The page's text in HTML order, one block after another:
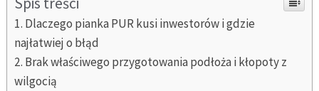
Dlaczego pianka PUR kusi inwestorów i gdzie
najłatwiej o błąd
Brak właściwego przygotowania podłoża i kłopoty z
wilgocią